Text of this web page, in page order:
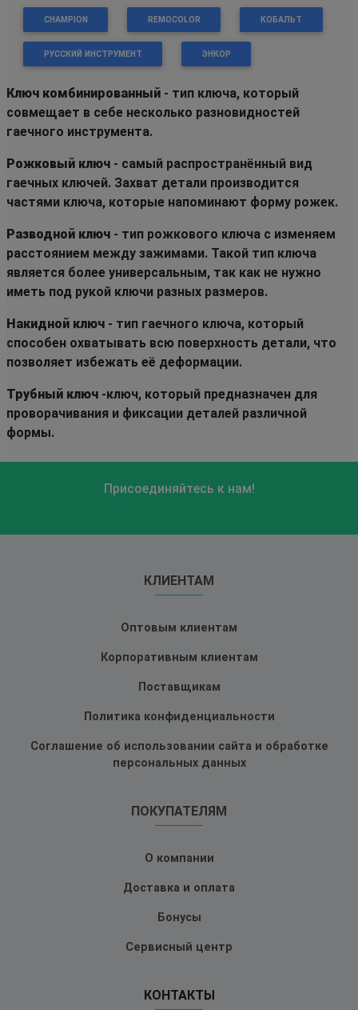
CHAMPION REMOCOLOR КОБАЛЬТ
РУССКИЙ ИНСТРУМЕНТ ЭНКОР
Ключ комбинированный - тип ключа, который
совмещает в себе несколько разновидностей
гаечного инструмента.
Рожковый ключ - самый распространённый вид
гаечных ключей. Захват детали производится
частями ключа, которые напоминают форму рожек.
Разводной ключ - тип рожкового ключа с изменяем
расстоянием между зажимами. Такой тип ключа
является более универсальным, так как не нужно
иметь под рукой ключи разных размеров.
Накидной ключ - тип гаечного ключа, который
способен охватывать всю поверхность детали, что
позволяет избежать её деформации.
Трубный ключ -ключ, который предназначен для
проворачивания и фиксации деталей различной
формы.
Присоединяйтесь к нам!
КЛИЕНТАМ
Оптовым клиентам
Корпоративным клиентам
Поставщикам
Политика конфиденциальности
Соглашение об использовании сайта и обработке
персональных данных
ПОКУПАТЕЛЯМ
О компании
Доставка и оплата
Бонусы
Сервисный центр
КОНТАКТЫ